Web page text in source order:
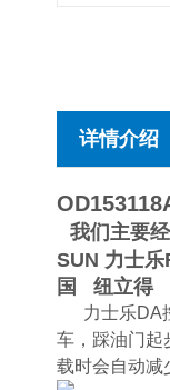
详情介绍
我们主要
SUN 力士
国 纽立得
力士乐DA
车，踩油门起
载时会自动减